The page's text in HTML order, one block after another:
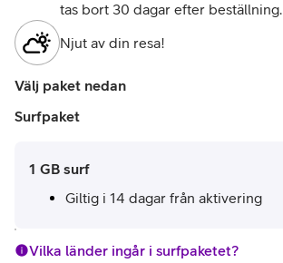
tas bort 30 dagar efter beställning.
Njut av din resa!
Välj paket nedan
Surfpaket
1 GB surf
Giltig i 14 dagar från aktivering
Vilka länder ingår i surfpaketet?